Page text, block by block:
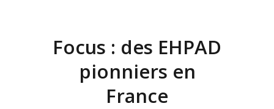
Focus : des EHPAD
pionniers en
France